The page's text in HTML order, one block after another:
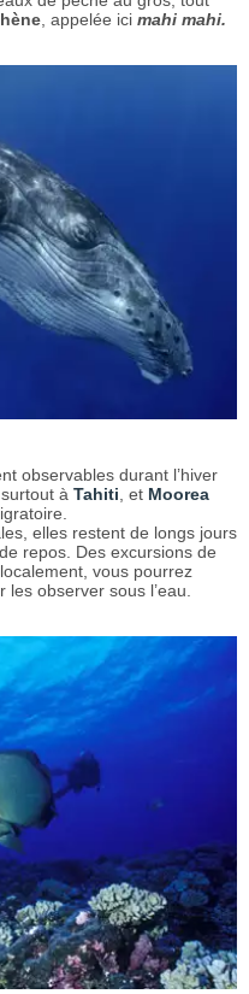
, appelée ici mahi mahi.
observables durant l’hiver
à Tahiti , et Moorea
elles restent de longs jours
repos. Des excursions de
vous pourrez
observer sous l’eau.